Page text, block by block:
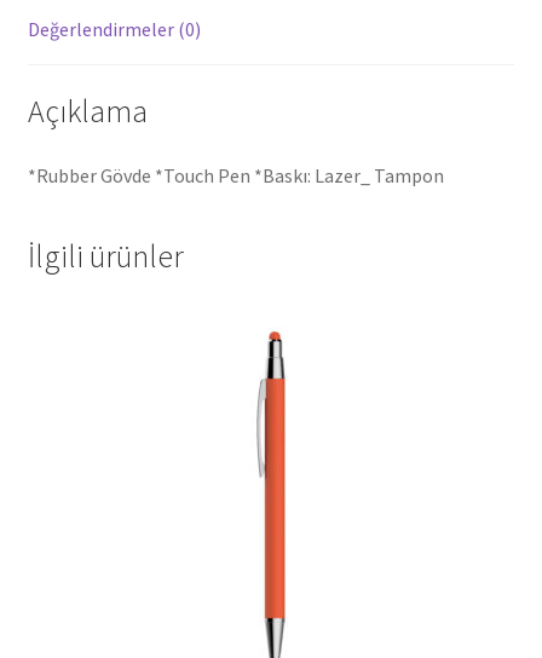
Değerlendirmeler (0)
Açıklama
*Rubber Gövde *Touch Pen *Baskı: Lazer_ Tampon
İlgili ürünler